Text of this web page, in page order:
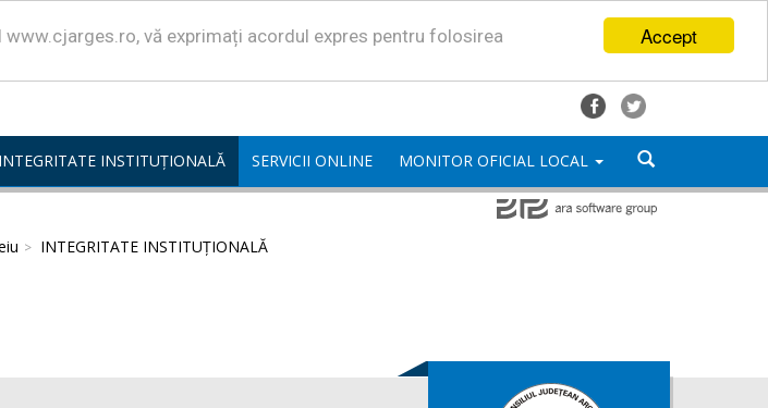
Accept
vă exprimați acordul expres pentru folosirea
INTEGRITATE INSTITUȚIONALĂ SERVICII ONLINE MONITOR OFICIAL LOCAL
INTEGRITATE INSTITUȚIONALĂ